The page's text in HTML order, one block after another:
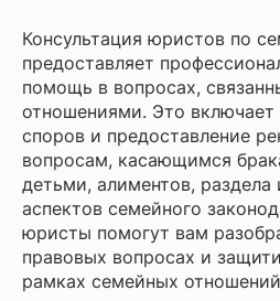
Консультация юристов по
предоставляет
помощь в вопросах,
отношениями. Это включает
споров и предоставление
вопросам, касающимся
детьми, алиментов,
аспектов семейного
юристы помогут вам
правовых вопросах и
рамках семейных